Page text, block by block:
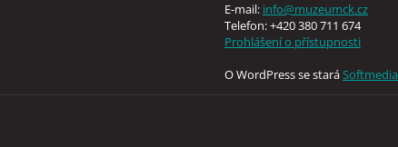
E-mail: info@muzeumck.cz
Telefon: +420 380 711 674
Prohlášení o přístupnosti
O WordPress se staráSoftmedia